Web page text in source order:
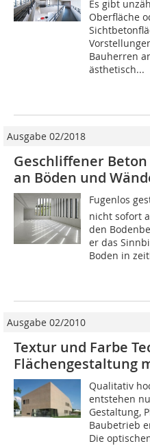
Es gibt
Oberfläche
Bauherren
ästhetisch...
Ausgabe 02/2018
Geschliffener
an Böden und
Fugenlos
nicht sofort
den
er das
Boden in
Ausgabe 02/2010
Textur und Farbe
Flächengestaltung
Qualitativ
ent­stehen
Gestaltung,
Baubetrieb
Die